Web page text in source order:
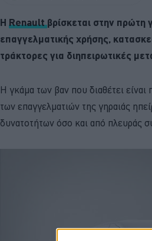
Η Renault βρίσκεται στην πρώτη
επαγγελματικής χρήσης,
τράκτορες για διηπειρωτικές
Η γκάμα των βαν που διαθέτει
των επαγγελματιών της γηραιάς
δυνατοτήτων όσο και από πλευράς